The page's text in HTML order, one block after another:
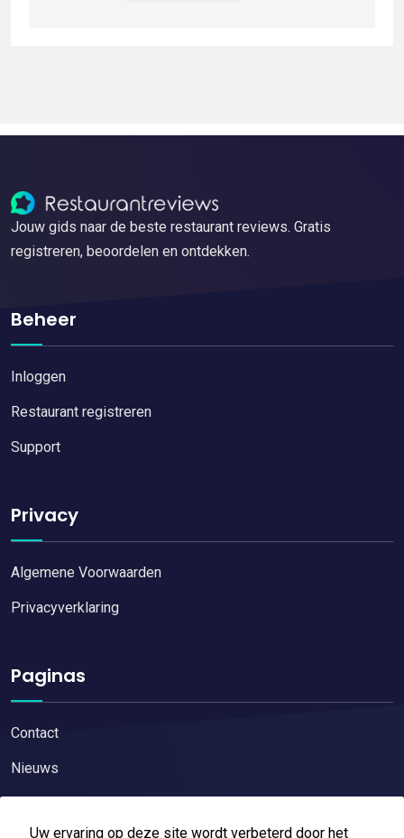
Uw ervaring op deze site wordt verbeterd door het
Jouw gids naar de beste restaurant reviews. Gratis
registreren, beoordelen en ontdekken.
Beheer
Inloggen
Restaurant registreren
Support
Privacy
Algemene Voorwaarden
Privacyverklaring
Paginas
Contact
Nieuws